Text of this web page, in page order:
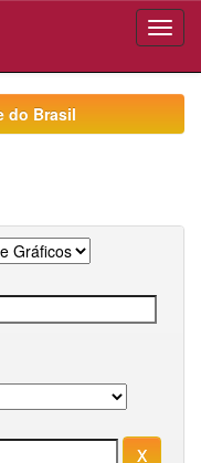
do Brasil